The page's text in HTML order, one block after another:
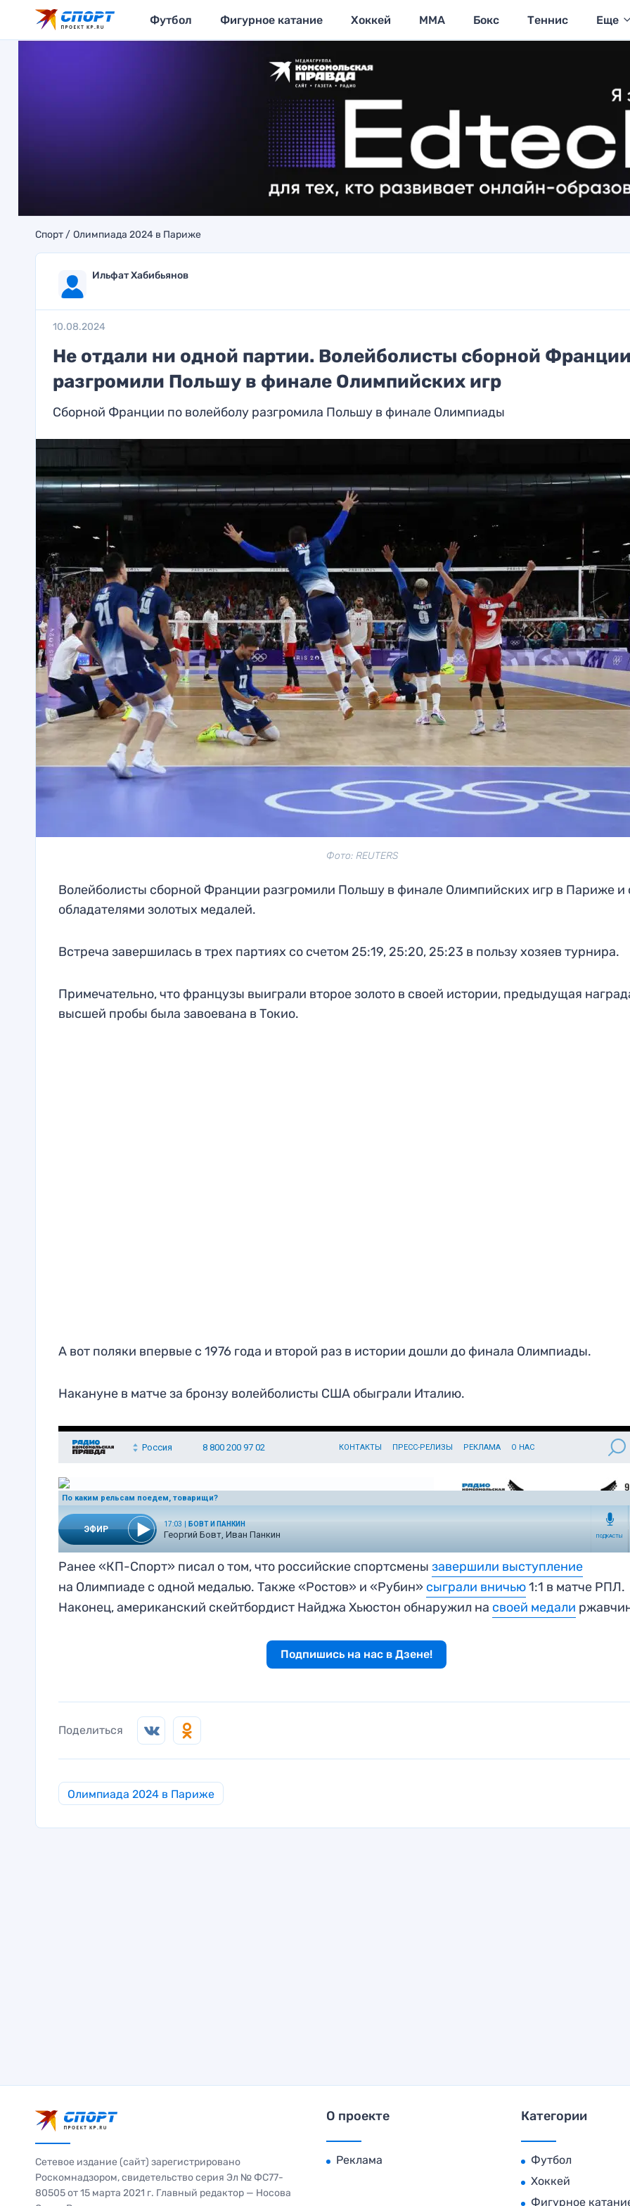
Футбол Фигурное катание Хоккей MMA Бокс Теннис Еще
Спорт Олимпиада 2024 в Париже
Ильфат Хабибьянов
10.08.2024
Не отдали ни одной партии. Волейболисты сборной
разгромили Польшу в финале Олимпийских игр
Сборной Франции по волейболу разгромила Польшу в финале Олимпиады
Фото: REUTERS
Волейболисты сборной Франции разгромили Польшу в финале Олимпийских игр в Париже и
обладателями золотых медалей.
Встреча завершилась в трех партиях со счетом 25:19, 25:20, 25:23 в пользу хозяев турнира.
Примечательно, что французы выиграли второе золото в своей истории, предыдущая
высшей пробы была завоевана в Токио.
А вот поляки впервые с 1976 года и второй раз в истории дошли до финала Олимпиады.
Накануне в матче за бронзу волейболисты США обыграли Италию.
Ранее «КП-Спорт» писал о том, что российские спортсмены завершили выступление
на Олимпиаде с одной медалью. Также «Ростов» и «Рубин» сыграли вничью1:1 в матче РПЛ.
Наконец, американский скейтбордист Найджа Хьюстон обнаружил на своей медали
Подпишись на нас в Дзене!
Поделиться
Олимпиада 2024 в Париже
Сетевое издание (сайт) зарегистрировано
Роскомнадзором, свидетельство серия Эл № ФС77-
80505 от 15 марта 2021 г. Главный редактор — Носова
О проекте
Реклама
Категории
Футбол
Хоккей
Фигурное